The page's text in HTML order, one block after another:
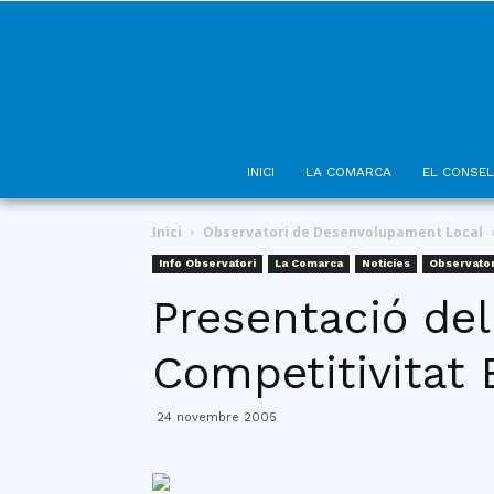
INICI LA COMARCA EL
Inici Observatori de Desenvolupament Local
Info Observatori La Comarca Notícies
Presentació
Competitivitat
24 novembre 2005